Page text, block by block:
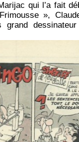
qui l’a fait
»,
grand